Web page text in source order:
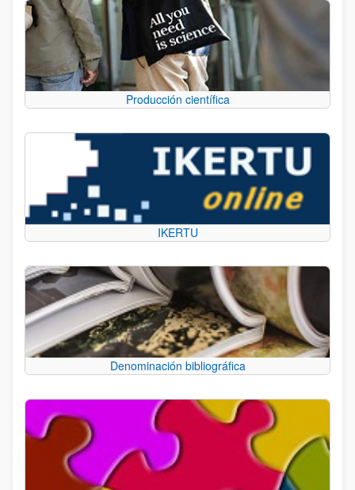
Producción científica
IKERTU
Denominación bibliográfica